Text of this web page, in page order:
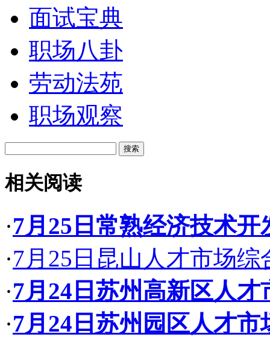
面试宝典
职场八卦
劳动法苑
职场观察
相关阅读
·7月25日常熟经济技术开
·7月25日昆山人才市场综
·7月24日苏州高新区人才
·7月24日苏州园区人才市